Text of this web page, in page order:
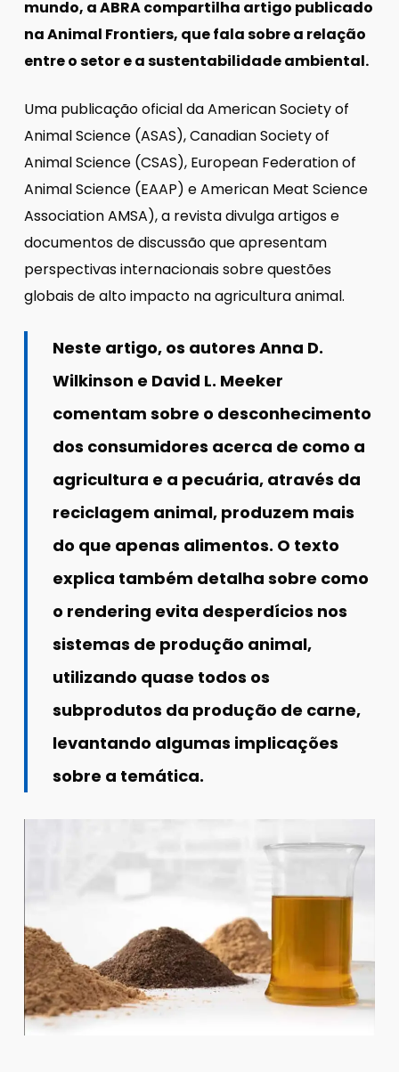
mundo, a ABRA compartilha artigo publicado
na Animal Frontiers, que fala sobre a relação
entre o setor e a sustentabilidade ambiental.
Uma publicação oficial da American Society of
Animal Science (ASAS), Canadian Society of
Animal Science (CSAS), European Federation of
Animal Science (EAAP) e American Meat Science
Association AMSA), a revista divulga artigos e
documentos de discussão que apresentam
perspectivas internacionais sobre questões
globais de alto impacto na agricultura animal.
Neste artigo, os autores Anna D.
Wilkinson e David L. Meeker
comentam sobre o desconhecimento
dos consumidores acerca de como a
agricultura e a pecuária, através da
reciclagem animal, produzem mais
do que apenas alimentos. O texto
explica também detalha sobre como
o rendering evita desperdícios nos
sistemas de produção animal,
utilizando quase todos os
subprodutos da produção de carne,
levantando algumas implicações
sobre a temática.